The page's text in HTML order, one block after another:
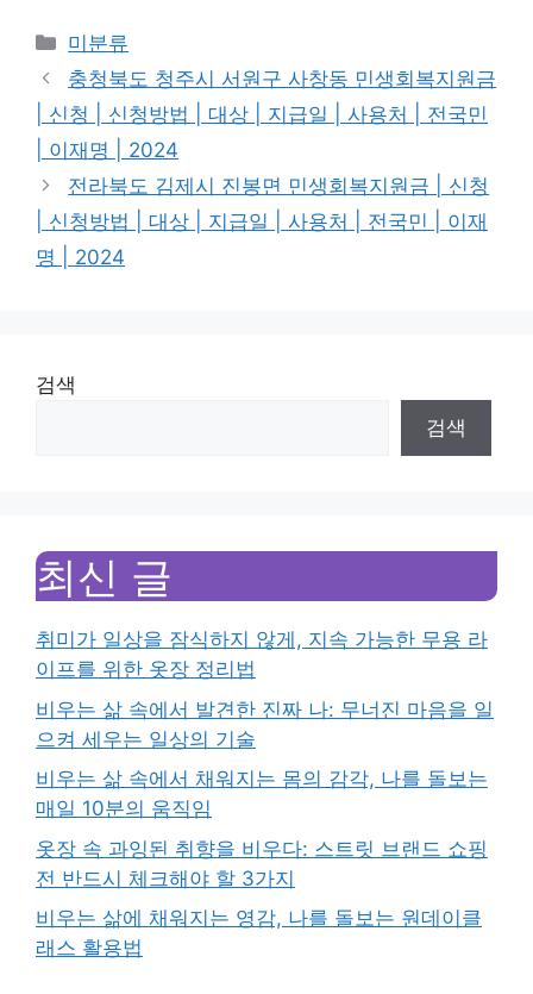
Categories
미분류
충청북도 청주시 서원구 사창동 민생회복지원금
| 신청 | 신청방법 | 대상 | 지급일 | 사용처 | 전국민
| 이재명 | 2024
전라북도 김제시 진봉면 민생회복지원금 | 신청
| 신청방법 | 대상 | 지급일 | 사용처 | 전국민 | 이재
명 | 2024
검색
검색
최신 글
취미가 일상을 잠식하지 않게, 지속 가능한 무용 라
이프를 위한 옷장 정리법
비우는 삶 속에서 발견한 진짜 나: 무너진 마음을 일
으켜 세우는 일상의 기술
비우는 삶 속에서 채워지는 몸의 감각, 나를 돌보는
매일 10분의 움직임
옷장 속 과잉된 취향을 비우다: 스트릿 브랜드 쇼핑
전 반드시 체크해야 할 3가지
비우는 삶에 채워지는 영감, 나를 돌보는 원데이클
래스 활용법